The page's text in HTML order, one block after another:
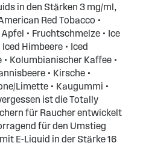
in den Stärken 3 mg/ml,
Red Tobacco •
• Fruchtschmelze • Ice
Himbeere • Iced
Kolumbianischer Kaffee •
• Kirsche •
Limette • Kaugummi •
ist die Totally
für Raucher entwickelt
für den Umstieg
E-Liquid in der Stärke 16